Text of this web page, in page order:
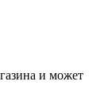
и может